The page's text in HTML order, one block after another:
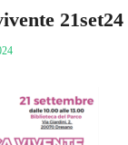
21set24